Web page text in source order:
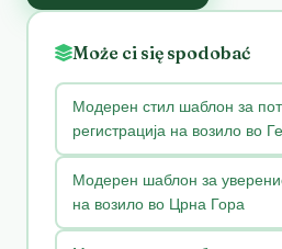
Może ci się spodobać
Модерен стил шаблон за
регистрација на возило во
Модерен шаблон за
на возило во Црна Гора